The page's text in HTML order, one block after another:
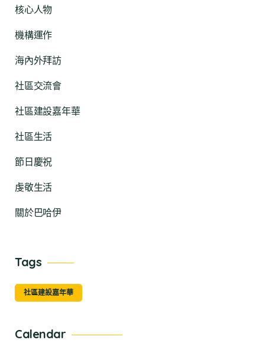
核心人物
機構運作
海內外拜訪
社區交流會
社區建設嘉年華
社區生活
節日慶祝
虔敬生活
關於巴哈伊
Tags
社區建設嘉年華
Calendar